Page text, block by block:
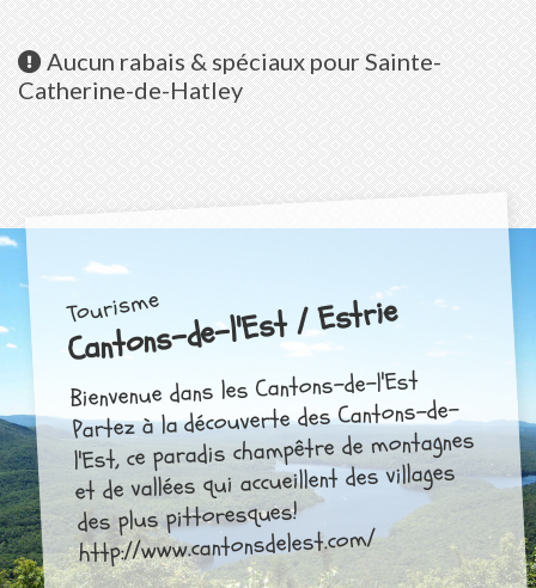
Aucunrabais & spéciaux pour Sainte-
Catherine-de-Hatley
Tourisme
Cantons-de-l'Est / Estrie
Bienvenue dans les Cantons-de-l'Est
Partez à la découverte des Cantons-de-
l'Est, ce paradis champêtre de montagnes
et de vallées qui accueillent des villages
des plus pittoresques!
http://www.cantonsdelest.com/